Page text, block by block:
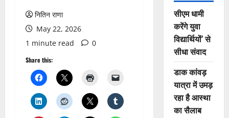
नितिन राणा
May 22, 2026
1 minute read
0
Share this:
सीएम धामी
करेंगे युवा
विद्यार्थियों’ से
सीधा संवाद
डाक कांवड़
यात्रा में उमड़
रहा है आस्था
का सैलाब